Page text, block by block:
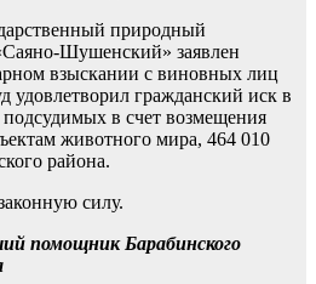
природный
Шушенский» заявлен
взыскании с виновных лиц
удовлетворил гражданский иск в
в счет возмещения
животного мира, 464 010
района.
силу.
Барабинского